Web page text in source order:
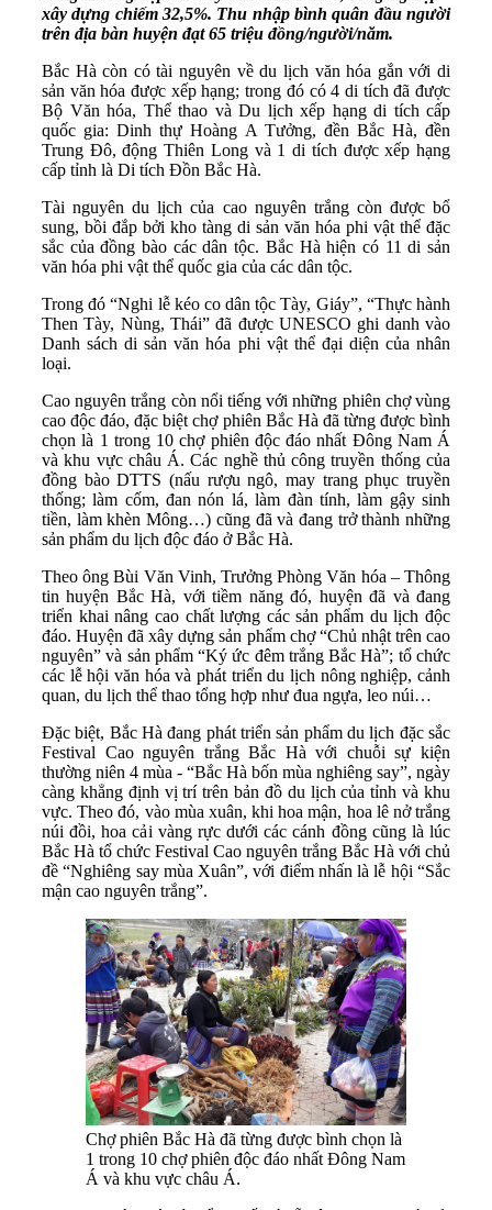
xây dựng chiếm 32,5%. Thu nhập bình quân đầu người
trên địa bàn huyện đạt 65 triệu đồng/người/năm.
Bắc Hà còn có tài nguyên về du lịch văn hóa gắn với di
sản văn hóa được xếp hạng; trong đó có 4 di tích đã được
Bộ Văn hóa, Thể thao và Du lịch xếp hạng di tích cấp
quốc gia: Dinh thự Hoàng A Tưởng, đền Bắc Hà, đền
Trung Đô, động Thiên Long và 1 di tích được xếp hạng
cấp tỉnh là Di tích Đồn Bắc Hà.
Tài nguyên du lịch của cao nguyên trắng còn được bổ
sung, bồi đắp bởi kho tàng di sản văn hóa phi vật thể đặc
sắc của đồng bào các dân tộc. Bắc Hà hiện có 11 di sản
văn hóa phi vật thể quốc gia của các dân tộc.
Trong đó “Nghi lễ kéo co dân tộc Tày, Giáy”, “Thực hành
Then Tày, Nùng, Thái” đã được UNESCO ghi danh vào
Danh sách di sản văn hóa phi vật thể đại diện của nhân
loại.
Cao nguyên trắng còn nổi tiếng với những phiên chợ vùng
cao độc đáo, đặc biệt chợ phiên Bắc Hà đã từng được bình
chọn là 1 trong 10 chợ phiên độc đáo nhất Đông Nam Á
và khu vực châu Á. Các nghề thủ công truyền thống của
đồng bào DTTS (nấu rượu ngô, may trang phục truyền
thống; làm cốm, đan nón lá, làm đàn tính, làm gậy sinh
tiền, làm khèn Mông…) cũng đã và đang trở thành những
sản phẩm du lịch độc đáo ở Bắc Hà.
Theo ông Bùi Văn Vinh, Trưởng Phòng Văn hóa – Thông
tin huyện Bắc Hà, với tiềm năng đó, huyện đã và đang
triển khai nâng cao chất lượng các sản phẩm du lịch độc
đáo. Huyện đã xây dựng sản phẩm chợ “Chủ nhật trên cao
nguyên” và sản phẩm “Ký ức đêm trắng Bắc Hà”; tổ chức
các lễ hội văn hóa và phát triển du lịch nông nghiệp, cảnh
quan, du lịch thể thao tổng hợp như đua ngựa, leo núi…
Đặc biệt, Bắc Hà đang phát triển sản phẩm du lịch đặc sắc
Festival Cao nguyên trắng Bắc Hà với chuỗi sự kiện
thường niên 4 mùa - “Bắc Hà bốn mùa nghiêng say”, ngày
càng khẳng định vị trí trên bản đồ du lịch của tỉnh và khu
vực. Theo đó, vào mùa xuân, khi hoa mận, hoa lê nở trắng
núi đồi, hoa cải vàng rực dưới các cánh đồng cũng là lúc
Bắc Hà tổ chức Festival Cao nguyên trắng Bắc Hà với chủ
đề “Nghiêng say mùa Xuân”, với điểm nhấn là lễ hội “Sắc
mận cao nguyên trắng”.
Chợ phiên Bắc Hà đã từng được bình chọn là
1 trong 10 chợ phiên độc đáo nhất Đông Nam
Á và khu vực châu Á.